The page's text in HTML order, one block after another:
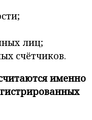
лиц;
счётчиков.
именно